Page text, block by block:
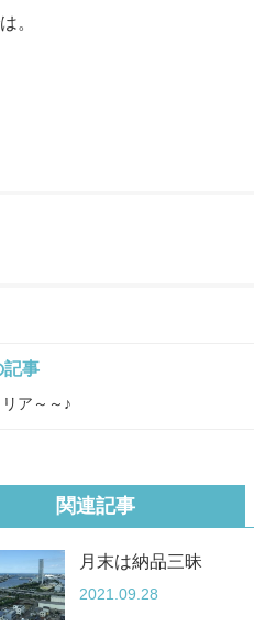
。
記事
ア～～♪
関連記事
月末は納品三昧
2021.09.28